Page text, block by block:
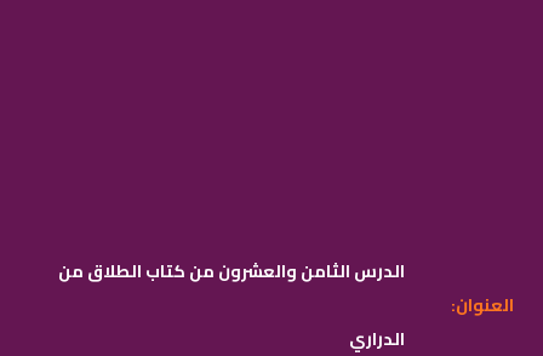
الدرس الثامن والعشرون من كتاب الطلاق من
الدراري
:العنوان